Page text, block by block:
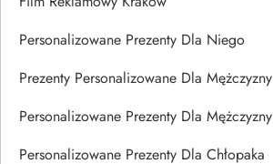
Personalizowane Prezenty Dla Niego
Prezenty Personalizowane Dla Mężczyzny
Personalizowane Prezenty Dla Mężczyzny
Personalizowane Prezenty Dla Chłopaka